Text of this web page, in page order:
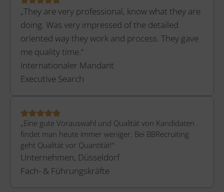
„They are very professional, know what they are
doing. Was very impressed of the detailed
oriented way they work and process. They gave
me quality time.“
Internationaler Mandant
Executive Search
„Eine gute Vorauswahl und Qualität von Kandidaten
findet man heute immer weniger. Bei BBRecruiting
geht Qualität vor Quantität!“
Unternehmen, Düsseldorf
Fach- & Führungskräfte